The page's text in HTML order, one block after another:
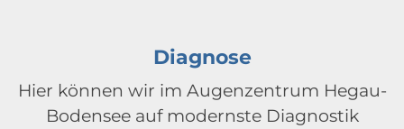
Diagnose
Hier können wir im Augenzentrum Hegau-
Bodensee auf modernste Diagnostik